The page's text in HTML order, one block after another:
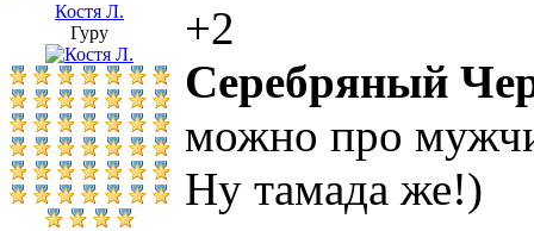
Костя Л.
Гуру
+2
Серебряный
можно про
Ну тамада же!)